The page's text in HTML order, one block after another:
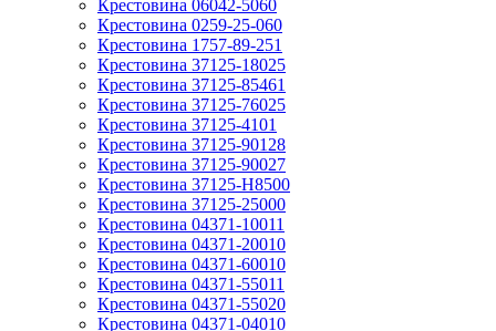
Крестовина 06042-5060
Крестовина 0259-25-060
Крестовина 1757-89-251
Крестовина 37125-18025
Крестовина 37125-85461
Крестовина 37125-76025
Крестовина 37125-4101
Крестовина 37125-90128
Крестовина 37125-90027
Крестовина 37125-H8500
Крестовина 37125-25000
Крестовина 04371-10011
Крестовина 04371-20010
Крестовина 04371-60010
Крестовина 04371-55011
Крестовина 04371-55020
Крестовина 04371-04010